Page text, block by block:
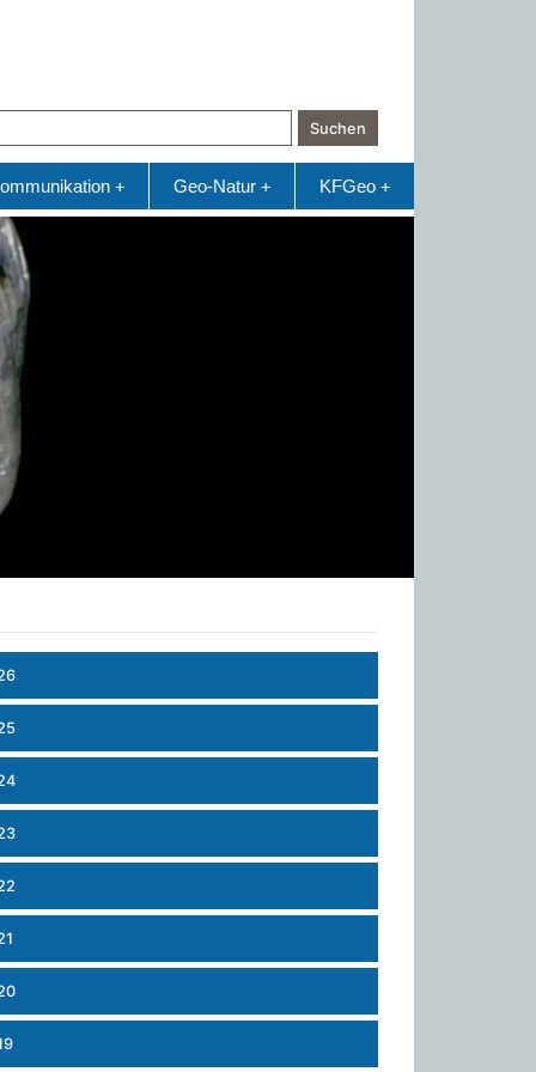
Suchen
+ +
Geo-Natur +
KFGeo